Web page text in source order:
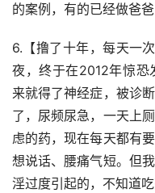
的案例，有的已经做爸爸
6.【撸了十年，每天一
夜，终于在2012年惊恐
来就得了神经症，被诊
了，尿频尿急，一天上
虑的药，现在每天都有
想说话、腰痛气短。但
淫过度引起的，不知道